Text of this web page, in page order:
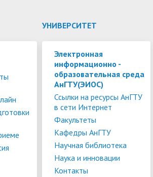
УНИВЕРСИТЕТ
Электронная
информационно -
образовательная среда
АнГТУ(ЭИОС)
Ссылки на ресурсы АнГТУ
в сети Интернет
Факультеты
Кафедры АнГТУ
Научная библиотека
Наука и инновации
Контакты